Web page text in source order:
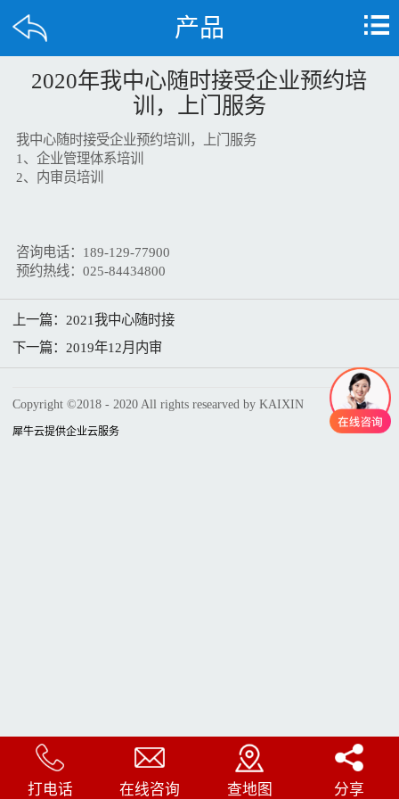
产品
2020年我中心随时接受企业预约培
训，上门服务
我中心随时接受企业预约培训，上门服务
1、企业管理体系培训
2、内审员培训
咨询电话：189-129-77900
预约热线：025-84434800
上一篇： 2021我中心随时接
下一篇： 2019年12月内审
Copyright ©2018 - 2020 All rights researved by KAIXIN
犀牛云提供企业云服务
打电话 在线咨询 查地图 分享